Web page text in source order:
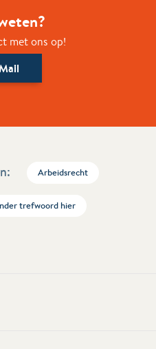
met ons op!
Arbeidsrecht
trefwoord hier